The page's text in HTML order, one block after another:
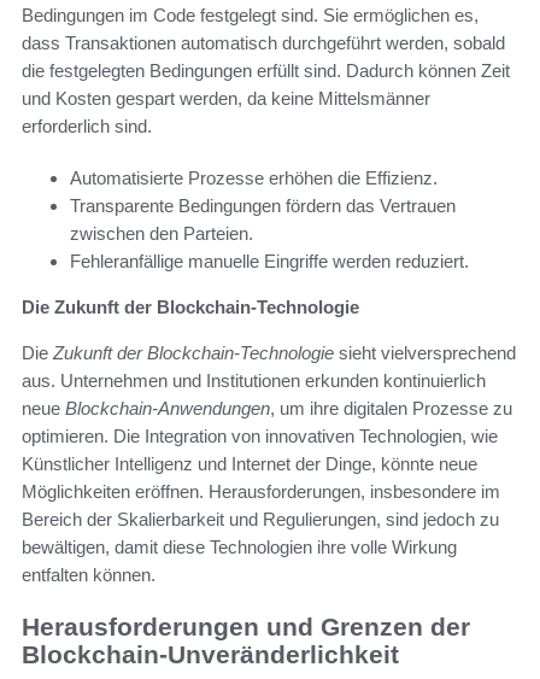
Bedingungen im Code festgelegt sind. Sie ermöglichen es,
dass Transaktionen automatisch durchgeführt werden, sobald
die festgelegten Bedingungen erfüllt sind. Dadurch können Zeit
und Kosten gespart werden, da keine Mittelsmänner
erforderlich sind.
Automatisierte Prozesse erhöhen die Effizienz.
Transparente Bedingungen fördern das Vertrauen
zwischen den Parteien.
Fehleranfällige manuelle Eingriffe werden reduziert.
Die Zukunft der Blockchain-Technologie
DieZukunft der Blockchain-Technologie sieht vielversprechend
aus. Unternehmen und Institutionen erkunden kontinuierlich
neue Blockchain-Anwendungen, um ihre digitalen Prozesse zu
optimieren. Die Integration von innovativen Technologien, wie
Künstlicher Intelligenz und Internet der Dinge, könnte neue
Möglichkeiten eröffnen. Herausforderungen, insbesondere im
Bereich der Skalierbarkeit und Regulierungen, sind jedoch zu
bewältigen, damit diese Technologien ihre volle Wirkung
entfalten können.
Herausforderungen und Grenzen der
Blockchain-Unveränderlichkeit